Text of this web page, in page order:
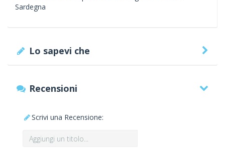
Sardegna
Lo sapevi che
Recensioni
Scrivi una Recensione: